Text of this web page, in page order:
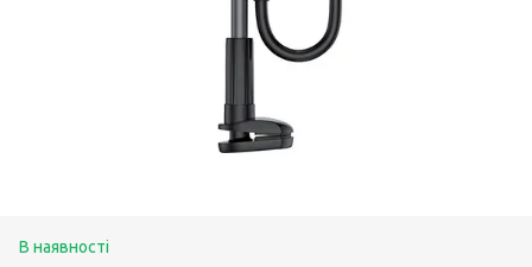
В наявності